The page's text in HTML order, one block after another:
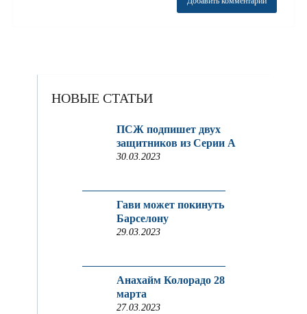
НОВЫЕ СТАТЬИ
ПСЖ подпишет двух
защитников из Серии A
30.03.2023
Гави может покинуть
Барселону
29.03.2023
Анахайм Колорадо 28
марта
27.03.2023